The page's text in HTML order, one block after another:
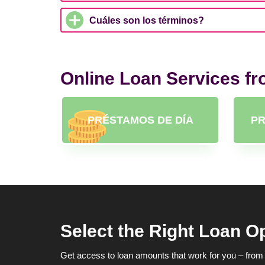
Cuáles son los términos?
Online Loan Services
PRÉSTAMOS DE DÍA
Select the Right Loan
Get access to loan amounts that work for you –